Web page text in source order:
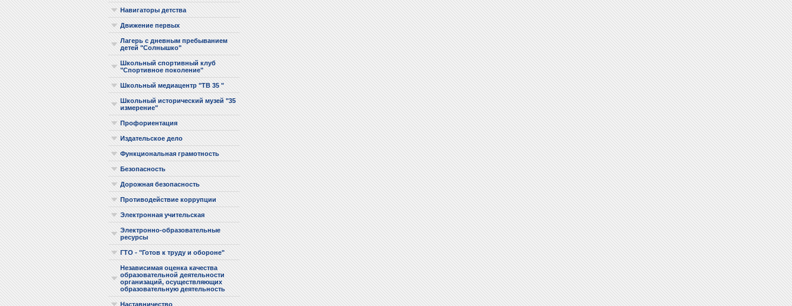
Навигаторы детства
Движение первых
Лагерь с дневным пребыванием
детей "Солнышко"
Школьный спортивный клуб
"Спортивное поколение"
Школьный медиацентр "ТВ 35 "
Школьный исторический музей "35
измерение"
Профориентация
Издательское дело
Функциональная грамотность
Безопасность
Дорожная безопасность
Противодействие коррупции
Электронная учительская
Электронно-образовательные
ресурсы
ГТО - "Готов к труду и обороне"
Независимая оценка качества
образовательной деятельности
организаций, осуществляющих
образовательную деятельность
Наставничество